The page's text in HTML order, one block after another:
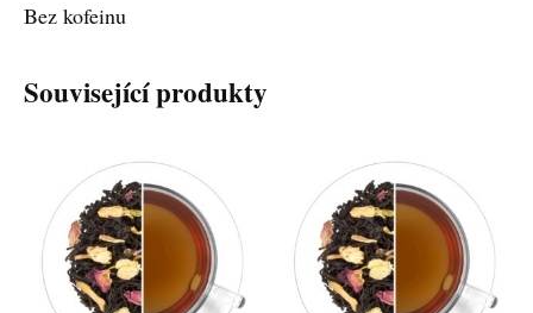
Bez kofeinu
Související produkty